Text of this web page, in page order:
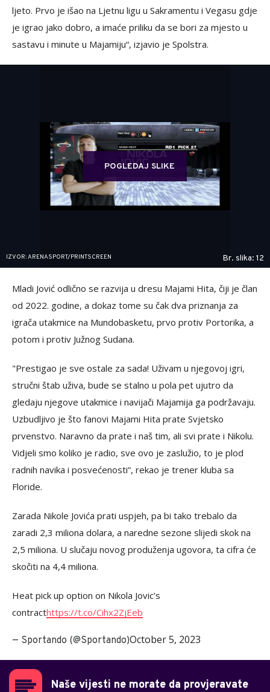
ljeto. Prvo je išao na Ljetnu ligu u Sakramentu i Vegasu gdje
je igrao jako dobro, a imaće priliku da se bori za mjesto u
sastavu i minute u Majamiju“, izjavio je Spolstra.
POGLEDAJ SLIKE
IZVOR: ARENASPORT/PRINTSCREEN Br. slika: 12
Mladi Jović odlično se razvija u dresu Majami Hita, čiji je član
od 2022. godine, a dokaz tome su čak dva priznanja za
igrača utakmice na Mundobasketu, prvo protiv Portorika, a
potom i protiv Južnog Sudana.
"Prestigao je sve ostale za sada! Uživam u njegovoj igri,
stručni štab uživa, bude se stalno u pola pet ujutro da
gledaju njegove utakmice i navijači Majamija ga podržavaju.
Uzbudljivo je što fanovi Majami Hita prate Svjetsko
prvenstvo. Naravno da prate i naš tim, ali svi prate i Nikolu.
Vidjeli smo koliko je radio, sve ovo je zaslužio, to je plod
radnih navika i posvećenosti“, rekao je trener kluba sa
Floride.
Zarada Nikole Jovića prati uspjeh, pa bi tako trebalo da
zaradi 2,3 miliona dolara, a naredne sezone slijedi skok na
2,5 miliona. U slučaju novog produženja ugovora, ta cifra će
skočiti na 4,4 miliona.
Heat pick up option on Nikola Jovic’s
contracthttps://t.co/Cihx2ZjEeb
— Sportando (@Sportando)October 5, 2023
Naše vijesti ne morate da provjeravate